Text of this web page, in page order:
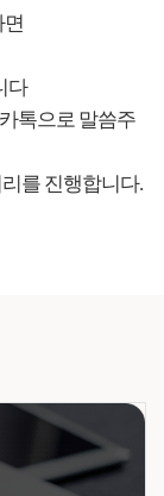
면
다
톡으로 말씀주
를 진행합니다.